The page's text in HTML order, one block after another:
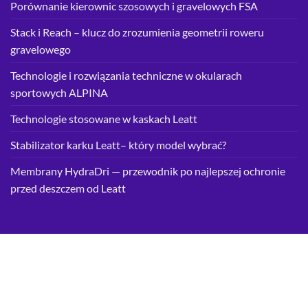
Porównanie kierownic szosowych i gravelowych FSA
Stack i Reach – klucz do zrozumienia geometrii roweru
gravelowego
Technologie i rozwiązania techniczne w okularach
sportowych ALPINA
Technologie stosowane w kaskach Leatt
Stabilizator karku Leatt– który model wybrać?
Membrany HydraDri — przewodnik po najlepszej ochronie
przed deszczem od Leatt